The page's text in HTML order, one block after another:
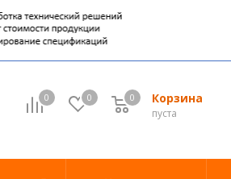
0 0 Корзина
0
пуста
0